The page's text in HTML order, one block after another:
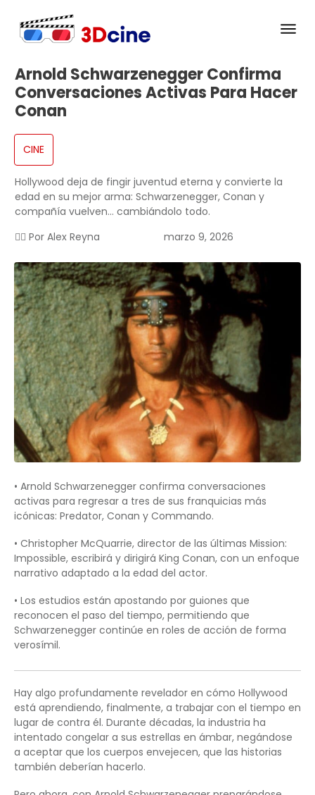
Arnold Schwarzenegger Confirma
Conversaciones Activas Para Hacer
Conan
CINE
Hollywood deja de fingir juventud eterna y convierte la
edad en su mejor arma: Schwarzenegger, Conan y
compañía vuelven… cambiándolo todo.
✍🏻 Por Alex Reyna marzo 9, 2026
• Arnold Schwarzenegger confirma conversaciones
activas para regresar a tres de sus franquicias más
icónicas: Predator, Conan y Commando.
• Christopher McQuarrie, director de las últimas Mission:
Impossible, escribirá y dirigirá King Conan, con un enfoque
narrativo adaptado a la edad del actor.
• Los estudios están apostando por guiones que
reconocen el paso del tiempo, permitiendo que
Schwarzenegger continúe en roles de acción de forma
verosímil.
Hay algo profundamente revelador en cómo Hollywood
está aprendiendo, finalmente, a trabajar con el tiempo en
lugar de contra él. Durante décadas, la industria ha
intentado congelar a sus estrellas en ámbar, negándose
a aceptar que los cuerpos envejecen, que las historias
también deberían hacerlo.